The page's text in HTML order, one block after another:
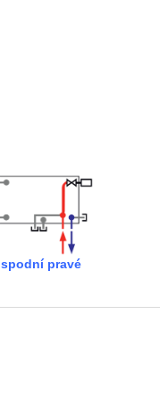
spodní pravé